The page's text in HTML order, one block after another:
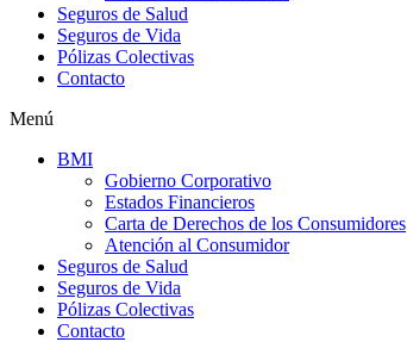
Seguros de Salud
Seguros de Vida
Pólizas Colectivas
Contacto
Menú
BMI
Gobierno Corporativo
Estados Financieros
Carta de Derechos de los Consumidores
Atención al Consumidor
Seguros de Salud
Seguros de Vida
Pólizas Colectivas
Contacto